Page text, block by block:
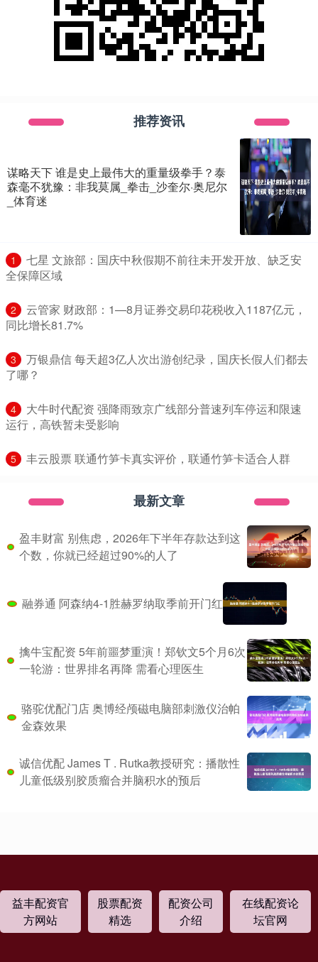
推荐资讯
谋略天下 谁是史上最伟大的重量级拳手？泰
森毫不犹豫：非我莫属_拳击_沙奎尔·奥尼尔
_体育迷
1
​七星 文旅部：国庆中秋假期不前往未开发开放、缺乏安
全保障区域
2
​云管家 财政部：1—8月证券交易印花税收入1187亿元，
同比增长81.7%
3
​万银鼎信 每天超3亿人次出游创纪录，国庆长假人们都去
了哪？
4
​大牛时代配资 强降雨致京广线部分普速列车停运和限速
运行，高铁暂未受影响
5 ​丰云股票 联通竹笋卡真实评价，联通竹笋卡适合人群
最新文章
盈丰财富 别焦虑，2026年下半年存款达到这
个数，你就已经超过90%的人了
融券通 阿森纳4-1胜赫罗纳取季前开门红
擒牛宝配资 5年前噩梦重演！郑钦文5个月6次
一轮游：世界排名再降 需看心理医生
骆驼优配门店 奥博经颅磁电脑部刺激仪治帕
金森效果
诚信优配 James T . Rutka教授研究：播散性
儿童低级别胶质瘤合并脑积水的预后
益丰配资官
方网站
股票配资
精选
配资公司
介绍
在线配资论
坛官网